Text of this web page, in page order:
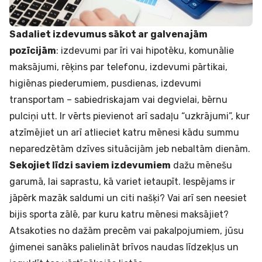
Sadaliet izdevumus sākot ar galvenajām
pozīcijām: izdevumi par īri vai hipotēku, komunālie
maksājumi, rēķins par telefonu, izdevumi pārtikai,
higiēnas piederumiem, pusdienas, izdevumi
transportam – sabiedriskajam vai degvielai, bērnu
pulciņi utt. Ir vērts pievienot arī sadaļu “uzkrājumi”, kur
atzīmējiet un arī atlieciet katru mēnesi kādu summu
neparedzētām dzīves situācijām jeb nebaltām dienām.
Sekojiet līdzi saviem izdevumiem dažu mēnešu
garumā, lai saprastu, kā variet ietaupīt. Iespējams ir
jāpērk mazāk saldumi un citi našķi? Vai arī sen neesiet
bijis sporta zālē, par kuru katru mēnesi maksājiet?
Atsakoties no dažām precēm vai pakalpojumiem, jūsu
ģimenei sanāks palielināt brīvos naudas līdzekļus un